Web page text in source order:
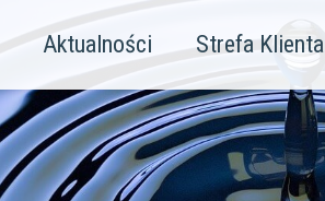
Aktualności Strefa Klienta